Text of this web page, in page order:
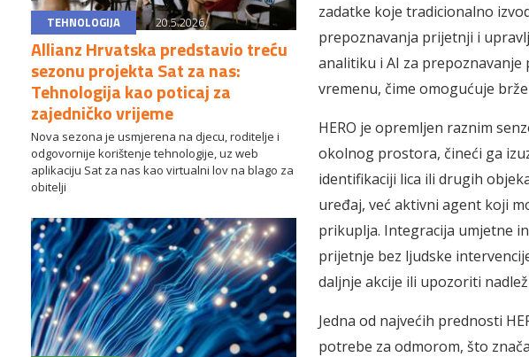
TEHNOLOGIJA 20.5.2026.
Allianz Hrvatska predstavio treću
sezonu projekta Sat za nas:
Tehnologija kao poticaj za
zajedničko vrijeme
Nova sezona je usmjerena na djecu, roditelje i
odgovornije korištenje tehnologije, uz web
aplikaciju Sat za nas kao virtualni lov na blago za
obitelji
zadatke koje tradicionalno
prepoznavanja prijetnji i
analitiku i AI za
vremenu, čime omogućuje
HERO je opremljen raznim
okolnog prostora, čineći ga
identifikaciji lica ili drugih
uređaj, već aktivni agent koji
prikuplja. Integracija umjetne
prijetnje bez ljudske
daljnje akcije ili upozoriti
Jedna od najvećih prednosti
potrebe za odmorom, što